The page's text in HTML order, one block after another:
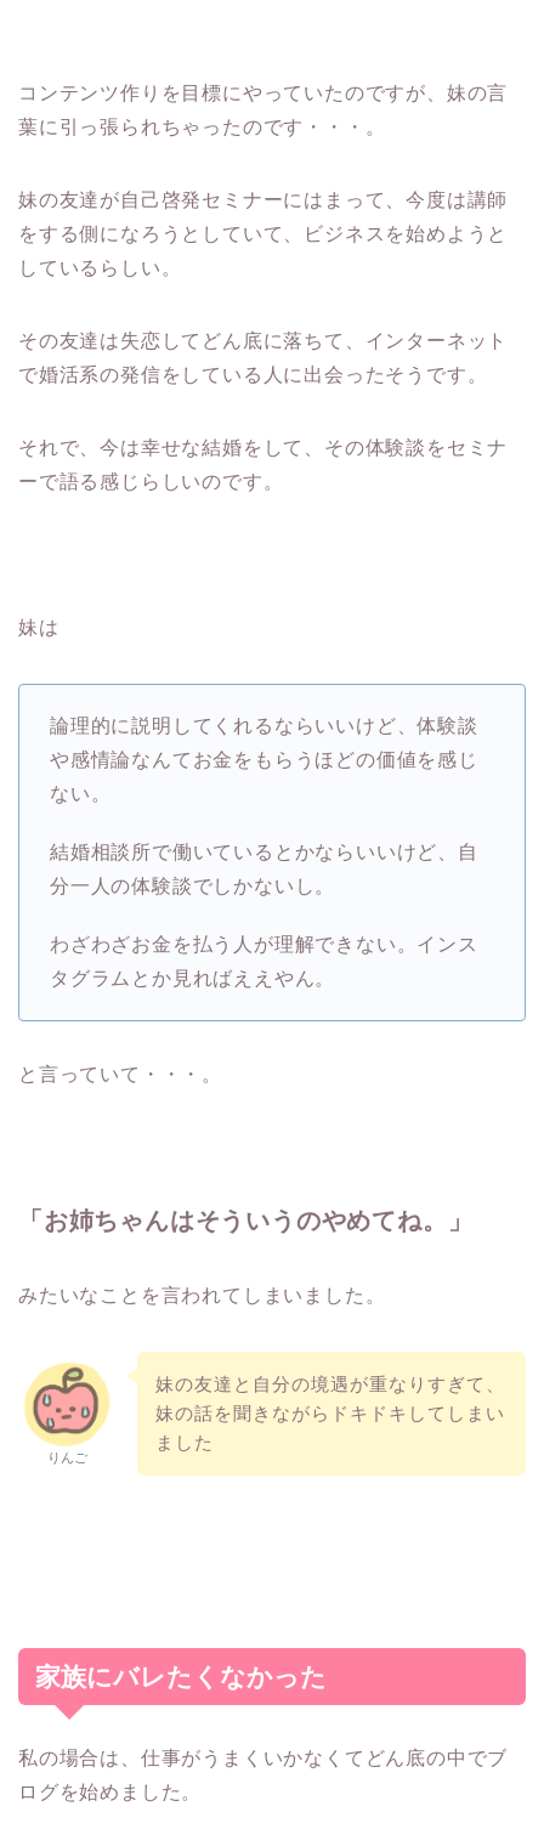
コンテンツ作りを目標にやっていたのですが、妹の言
葉に引っ張られちゃったのです・・・。
妹の友達が自己啓発セミナーにはまって、今度は講師
をする側になろうとしていて、ビジネスを始めようと
しているらしい。
その友達は失恋してどん底に落ちて、インターネット
で婚活系の発信をしている人に出会ったそうです。
それで、今は幸せな結婚をして、その体験談をセミナ
ーで語る感じらしいのです。
妹は
論理的に説明してくれるならいいけど、体験談
や感情論なんてお金をもらうほどの価値を感じ
ない。
結婚相談所で働いているとかならいいけど、自
分一人の体験談でしかないし。
わざわざお金を払う人が理解できない。インス
タグラムとか見ればええやん。
と言っていて・・・。
「お姉ちゃんはそういうのやめてね。」
みたいなことを言われてしまいました。
りんご
妹の友達と自分の境遇が重なりすぎて、
妹の話を聞きながらドキドキしてしまい
ました
家族にバレたくなかった
私の場合は、仕事がうまくいかなくてどん底の中でブ
ログを始めました。